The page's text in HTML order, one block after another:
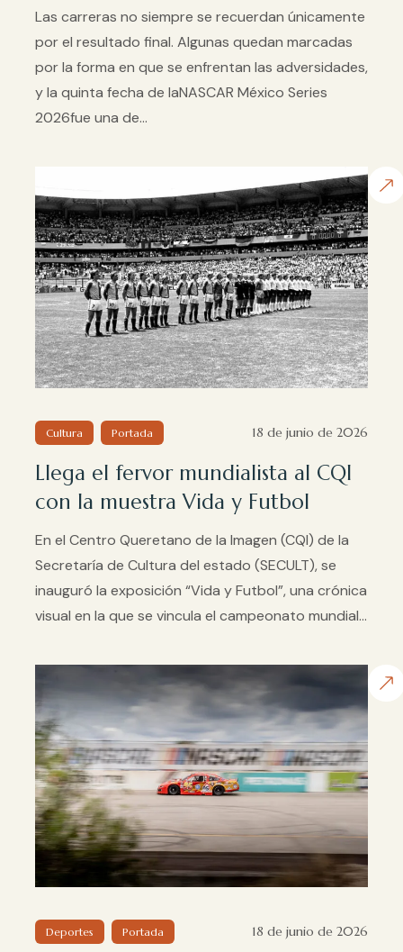
Las carreras no siempre se recuerdan únicamente
por el resultado final. Algunas quedan marcadas
por la forma en que se enfrentan las adversidades,
y la quinta fecha de laNASCAR México Series
2026fue una de...
Cultura Portada 18 de junio de 2026
Llega el fervor mundialista al CQI
con la muestra Vida y Futbol
En el Centro Queretano de la Imagen (CQI) de la
Secretaría de Cultura del estado (SECULT), se
inauguró la exposición “Vida y Futbol”, una crónica
visual en la que se vincula el campeonato mundial...
Deportes Portada 18 de junio de 2026